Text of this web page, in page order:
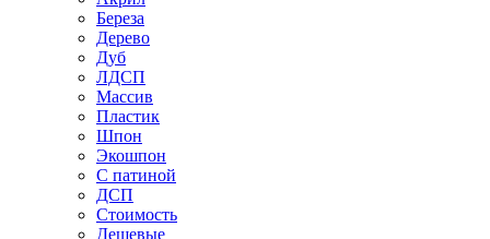
Береза
Дерево
Дуб
ЛДСП
Массив
Пластик
Шпон
Экошпон
С патиной
ДСП
Стоимость
Дешевые